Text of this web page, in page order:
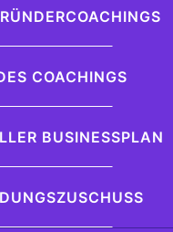
COACHINGS
BUSINESSPLAN